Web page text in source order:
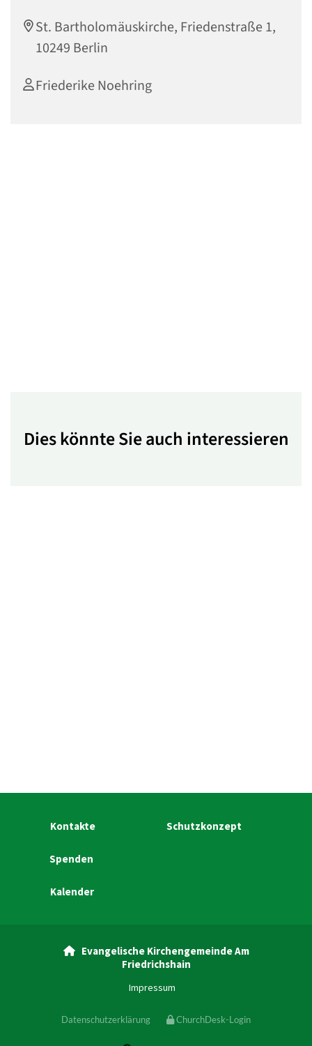
St. Bartholomäuskirche, Friedenstraße 1,
10249 Berlin
Friederike Noehring
Dies könnte Sie auch interessieren
Kontakte Schutzkonzept
Spenden
Kalender
Evangelische Kirchengemeinde Am
Friedrichshain
Impressum
Datenschutzerklärung ChurchDesk-Login